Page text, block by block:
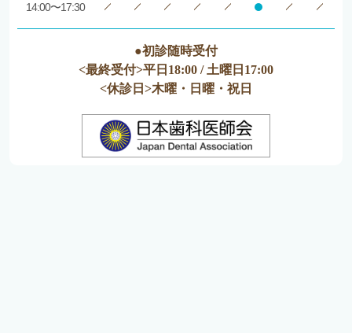
14:00〜17:30
●初診随時受付
<最終受付>平日18:00 / 土曜日17:00
<休診日>木曜・日曜・祝日